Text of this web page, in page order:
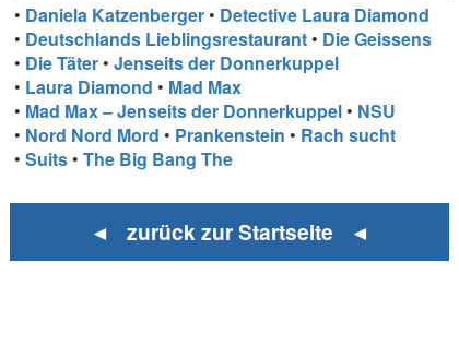
• Daniela Katzenberger • Detective Laura Diamond
• Deutschlands Lieblingsrestaurant • Die Geissens
• Die Täter •Jenseits der Donnerkuppel
• Laura Diamond • Mad Max
• Mad Max – Jenseits der Donnerkuppel • NSU
• Nord Nord Mord • Prankenstein • Rach sucht
•Suits •The Big Bang The
◄ zurück zur Startseite ◄